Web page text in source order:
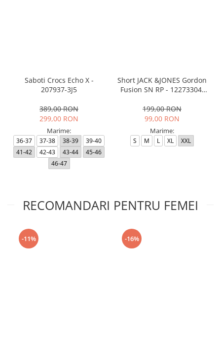
Saboti Crocs Echo X -
207937-3J5
389,00 RON
299,00 RON
Marime:
36-37 37-38 38-39
39-40
41-42
42-43 43-44
45-46
46-47
Short JACK &JONES Gordon
Fusion SN RP - 12273304-
199,00 RON
99,00 RON
Marime:
S M L XL XXL
RECOMANDARI PENTRU FEMEI
-11% -16%